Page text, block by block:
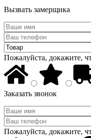
Вызвать замерщика
Пожалуйста, докажите,
Заказать звонок
Пожалуйста, докажите,